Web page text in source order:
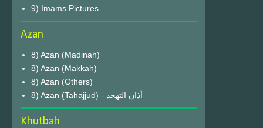
9) Imams Pictures
Azan
8) Azan (Madinah)
8) Azan (Makkah)
8) Azan (Others)
8) Azan (Tahajjud) - أذان التهجد
Khutbah